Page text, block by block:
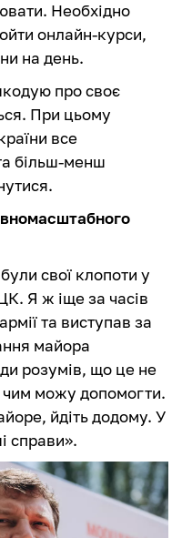
Необхідно
онлайн-курси,
на день.
про своє
При цьому
все
більш-менш
свої клопоти у
Я ж іще за часів
та виступав за
майора
розумів, що це не
можу допомогти.
йдіть додому. У
справи».